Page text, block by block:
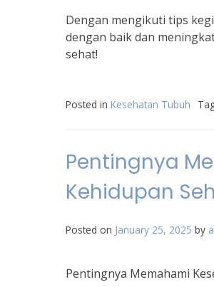
Dengan mengikuti tips
dengan baik dan
sehat!
Posted in Kesehatan Tubuh
Pentingnya
Kehidupan
Posted on January 25, 2025 by
Pentingnya Memahami